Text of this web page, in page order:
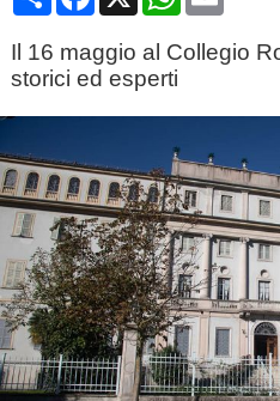
Il 16 maggio al Collegio
storici ed esperti